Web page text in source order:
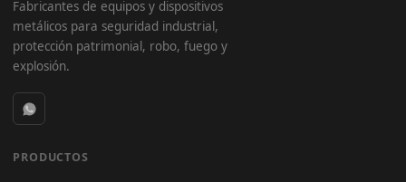
Fabricantes de equipos y dispositivos
metálicos para seguridad industrial,
protección patrimonial, robo, fuego y
explosión.
PRODUCTOS